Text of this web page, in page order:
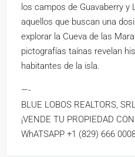
los campos de Guavaberry
aquellos que buscan una
explorar la Cueva de las
pictografías taínas revelan
habitantes de la isla.
—-
BLUE LOBOS REALTORS, SRL
¡VENDE TU PROPIEDAD
WhATSAPP +1 (829) 666